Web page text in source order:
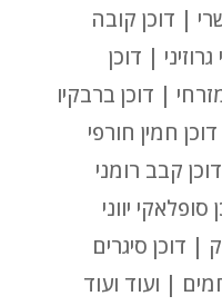
| דוכן קובה
| דוכן
| דוכן ברבקיו
חמין חורפי
קבב רומני
יווני
| דוכן סיגרים
| ועוד ועוד